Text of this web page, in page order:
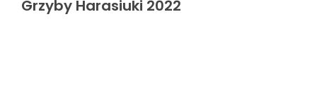
Grzyby Harasiuki 2022